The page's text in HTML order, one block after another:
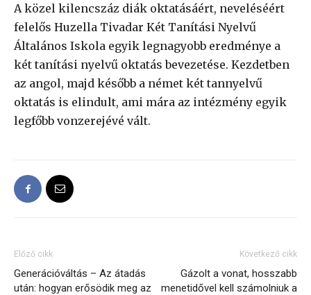
A közel kilencszáz diák oktatásáért, neveléséért
felelős Huzella Tivadar Két Tanítási Nyelvű
Általános Iskola egyik legnagyobb eredménye a
két tanítási nyelvű oktatás bevezetése. Kezdetben
az angol, majd később a német két tannyelvű
oktatás is elindult, ami mára az intézmény egyik
legfőbb vonzerejévé vált.
Előző cikk
Generációváltás – Az átadás
után: hogyan erősödik meg az
Következő cikk
Gázolt a vonat, hosszabb
menetidővel kell számolniuk a